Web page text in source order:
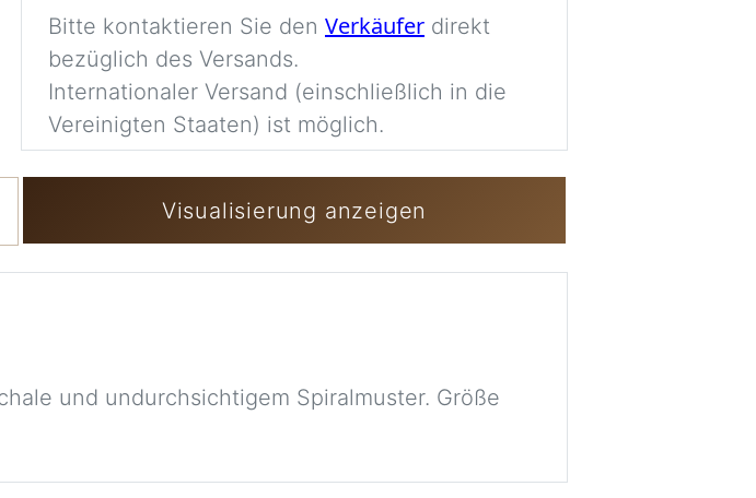
Bitte kontaktieren Sie den Verkäufer direkt
bezüglich des Versands.
Internationaler Versand (einschließlich in die
Vereinigten Staaten) ist möglich.
Visualisierung anzeigen
und undurchsichtigem Spiralmuster. Größe